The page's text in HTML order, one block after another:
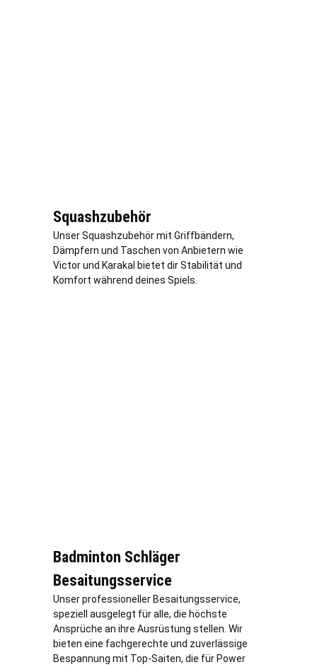
Squashzubehör
Unser Squashzubehör mit Griffbändern,
Dämpfern und Taschen von Anbietern wie
Victor und Karakal bietet dir Stabilität und
Komfort während deines Spiels.
Badminton Schläger
Besaitungsservice
Unser professioneller Besaitungsservice,
speziell ausgelegt für alle, die höchste
Ansprüche an ihre Ausrüstung stellen. Wir
bieten eine fachgerechte und zuverlässige
Bespannung mit Top-Saiten, die für Power